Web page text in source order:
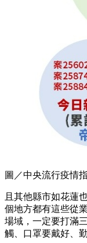
圖／中央流行疫情
且其他縣市如花蓮
個地方都有這些從
場域，一定要打滿
觸、口罩要戴好、